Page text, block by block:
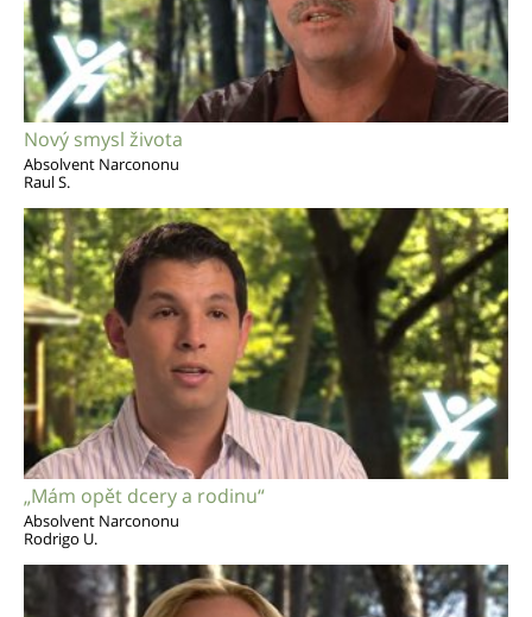
Nový smysl života
Absolvent Narcononu
Raul S.
„Mám opět dcery a rodinu“
Absolvent Narcononu
Rodrigo U.